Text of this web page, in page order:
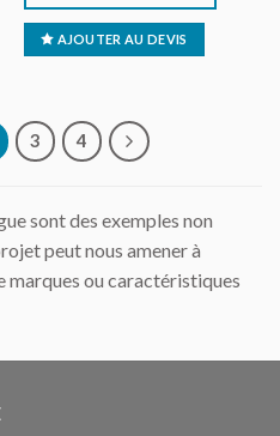
AJOUTER AU DEVIS
3 4
sont des exemples non
peut nous amener à
marques ou caractéristiques